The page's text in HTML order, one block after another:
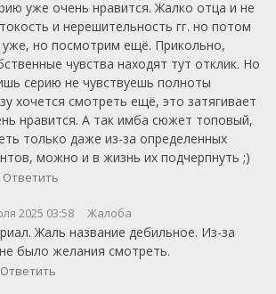
уже очень нравится. Жалко отца и не
и нерешительность гг. но потом
но посмотрим ещё. Прикольно,
чувства находят тут отклик. Но
серию не чувствуешь полноты
хочется смотреть ещё, это затягивает
нравится. А так имба сюжет топовый,
только даже из-за определенных
можно и в жизнь их подчерпнуть ;)
Ответить
2025 03:58 Жалоба
Жаль название дебильное. Из-за
было желания смотреть.
Ответить